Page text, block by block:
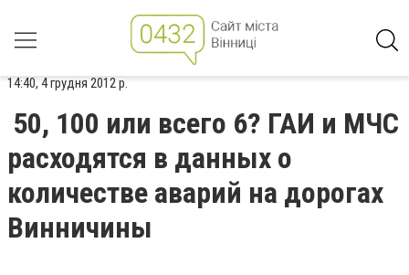
14:40, 4 грудня 2012 р.
50, 100 или всего 6? ГАИ и МЧС
расходятся в данных о
количестве аварий на дорогах
Винничины